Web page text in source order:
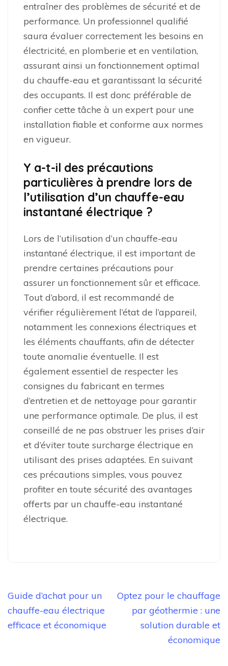
entraîner des problèmes de sécurité et de
performance. Un professionnel qualifié
saura évaluer correctement les besoins en
électricité, en plomberie et en ventilation,
assurant ainsi un fonctionnement optimal
du chauffe-eau et garantissant la sécurité
des occupants. Il est donc préférable de
confier cette tâche à un expert pour une
installation fiable et conforme aux normes
en vigueur.
Y a-t-il des précautions
particulières à prendre lors de
l’utilisation d’un chauffe-eau
instantané électrique ?
Lors de l’utilisation d’un chauffe-eau
instantané électrique, il est important de
prendre certaines précautions pour
assurer un fonctionnement sûr et efficace.
Tout d’abord, il est recommandé de
vérifier régulièrement l’état de l’appareil,
notamment les connexions électriques et
les éléments chauffants, afin de détecter
toute anomalie éventuelle. Il est
également essentiel de respecter les
consignes du fabricant en termes
d’entretien et de nettoyage pour garantir
une performance optimale. De plus, il est
conseillé de ne pas obstruer les prises d’air
et d’éviter toute surcharge électrique en
utilisant des prises adaptées. En suivant
ces précautions simples, vous pouvez
profiter en toute sécurité des avantages
offerts par un chauffe-eau instantané
électrique.
Navigation
de
l’article
Guide d’achat pour un
chauffe-eau électrique
efficace et économique
Optez pour le chauffage
par géothermie : une
solution durable et
économique